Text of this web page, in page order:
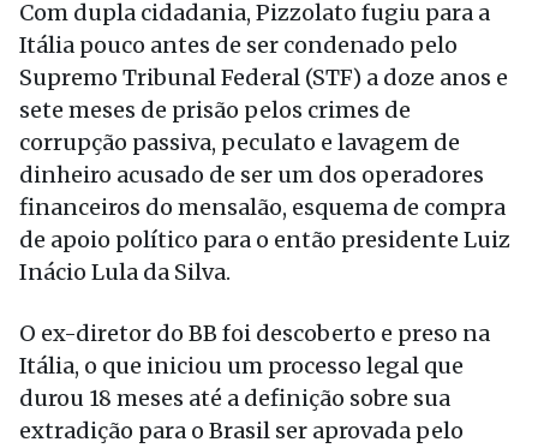
Com dupla cidadania, Pizzolato fugiu para a
Itália pouco antes de ser condenado pelo
Supremo Tribunal Federal (STF) a doze anos e
sete meses de prisão pelos crimes de
corrupção passiva, peculato e lavagem de
dinheiro acusado de ser um dos operadores
financeiros do mensalão, esquema de compra
de apoio político para o então presidente Luiz
Inácio Lula da Silva.
O ex-diretor do BB foi descoberto e preso na
Itália, o que iniciou um processo legal que
durou 18 meses até a definição sobre sua
extradição para o Brasil ser aprovada pelo